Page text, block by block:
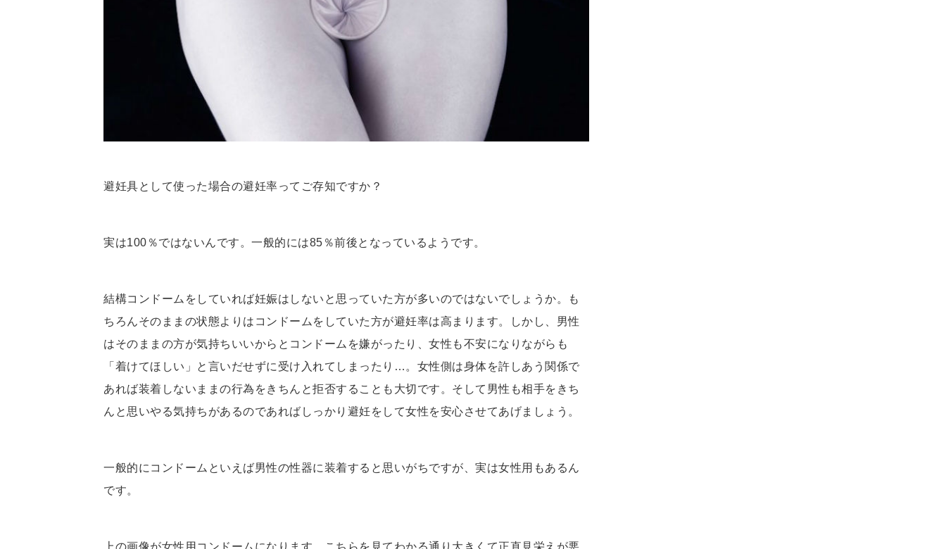
避妊具として使った場合の避妊率ってご存知ですか？
実は100％ではないんです。一般的には85％前後となっているようです。
結構コンドームをしていれば妊娠はしないと思っていた方が多いのではないでしょうか。も
ちろんそのままの状態よりはコンドームをしていた方が避妊率は高まります。しかし、男性
はそのままの方が気持ちいいからとコンドームを嫌がったり、女性も不安になりながらも
「着けてほしい」と言いだせずに受け入れてしまったり…。女性側は身体を許しあう関係で
あれば装着しないままの行為をきちんと拒否することも大切です。そして男性も相手をきち
んと思いやる気持ちがあるのであればしっかり避妊をして女性を安心させてあげましょう。
一般的にコンドームといえば男性の性器に装着すると思いがちですが、実は女性用もあるん
です。
上の画像が女性用コンドームになります。こちらを見てわかる通り大きくて正直見栄えが悪